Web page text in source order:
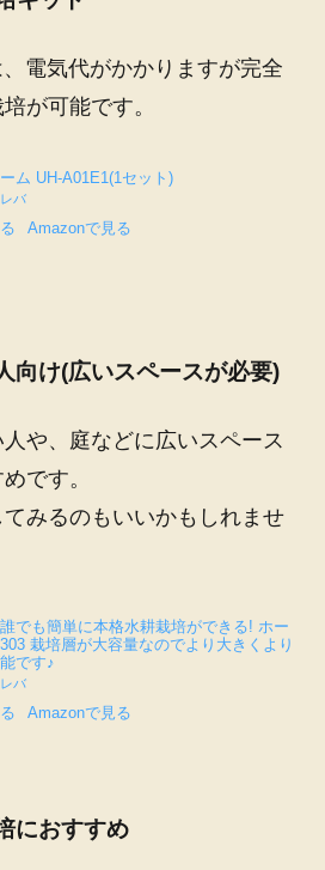
電気代がかかりますが完全
が可能です。
ム UH-A01E1(1 セット )
バ
Amazonで見る
向け(広いスペースが必要)
や、庭などに広いスペース
です。
みるのもいいかもしれませ
でも簡単に本格水耕栽培ができる! ホー
303 栽培層が大容量なのでより大きくより
です♪
バ
Amazonで見る
におすすめ